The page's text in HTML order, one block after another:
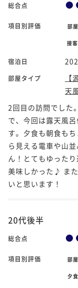
総合点
項目別評価 部屋
接
宿泊日
部屋タイプ
天
2回目の訪問でした
で、今回は露天風
す。夕食も朝食も
ら見える電車や山
ん！とてもゆった
美味しかった♪ ま
いと思います！
20代後半
総合点
項目別評価 部屋
夕食